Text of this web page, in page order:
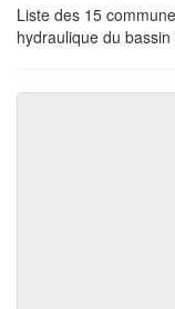
Liste des 15
hydraulique du